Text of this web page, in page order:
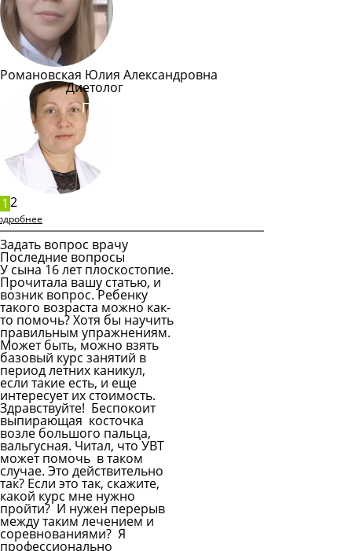
Романовская Юлия Александровна
Диетолог
Подробнее
1 2
Задать вопрос врачу
Последние вопросы
У сына 16 лет плоскостопие.
Прочитала вашу статью, и
возник вопрос. Ребенку
такого возраста можно как-
то помочь? Хотя бы научить
правильным упражнениям.
Может быть, можно взять
базовый курс занятий в
период летних каникул,
если такие есть, и еще
интересует их стоимость.
Здравствуйте! Беспокоит
выпирающая косточка
возле большого пальца,
вальгусная. Читал, что УВТ
может помочь в таком
случае. Это действительно
так? Если это так, скажите,
какой курс мне нужно
пройти? И нужен перерыв
между таким лечением и
соревнованиями? Я
профессионально